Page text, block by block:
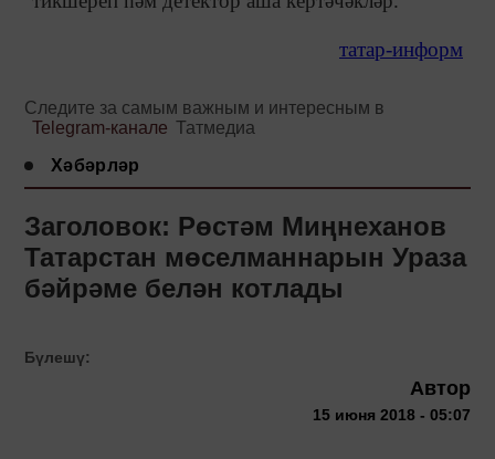
татар-информ
Следите за самым важным и интересным в
Telegram-канале Татмедиа
Хәбәрләр
Заголовок: Рөстәм Миңнеханов
Татарстан мөселманнарын Ураза
бәйрәме белән котлады
Бүлешү:
Автор
15 июня 2018 - 05:07